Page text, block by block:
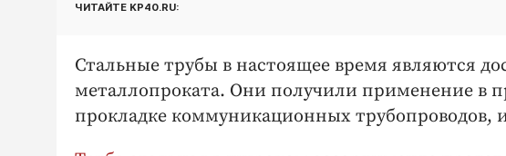
ЧИТАЙТЕ KP40.RU:
Стальные трубы в настоящее время являются
металлопроката. Они получили применение в
прокладке коммуникационных трубопроводов,